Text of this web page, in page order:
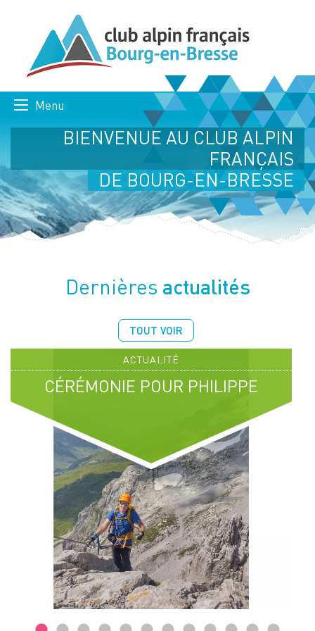
Menu
BIENVENUE AU CLUB ALPIN
FRANÇAIS
DE BOURG-EN-BRESSE
Dernières actualités
TOUT VOIR
CÉRÉMONIE POUR PHILIPPE
ACTUALITÉ